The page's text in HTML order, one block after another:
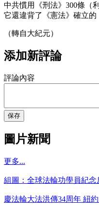
中共慣用《刑法》300條（
它還違背了《憲法》確立的
（轉自大紀元）
添加新評論
評論內容
保存
圖片新聞
更多...
組圖：全球法輪功學員紀念
慶法輪大法洪傳34周年 紐